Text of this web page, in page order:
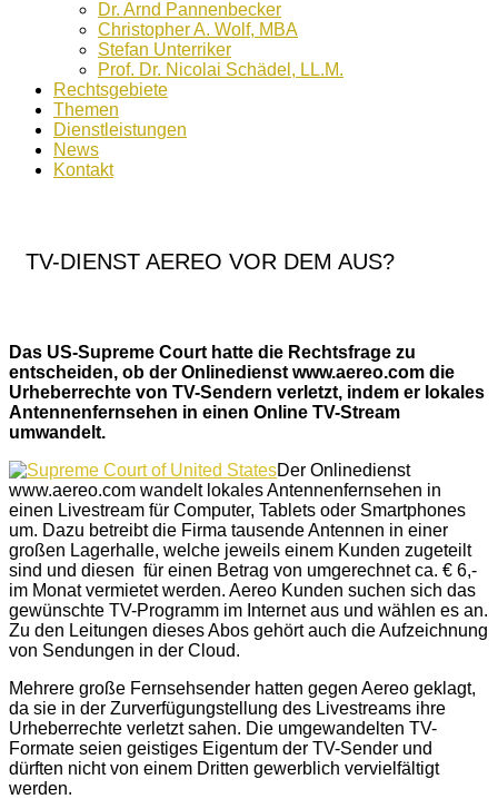
Dr. Arnd Pannenbecker
Christopher A. Wolf, MBA
Stefan Unterriker
Prof. Dr. Nicolai Schädel, LL.M.
Rechtsgebiete
Themen
Dienstleistungen
News
Kontakt
TV-DIENST AEREO VOR DEM AUS?
Das US-Supreme Court hatte die Rechtsfrage zu
entscheiden, ob der Onlinedienst www.aereo.com die
Urheberrechte von TV-Sendern verletzt, indem er lokales
Antennenfernsehen in einen Online TV-Stream
umwandelt.
Der Onlinedienst
www.aereo.com wandelt lokales Antennenfernsehen in
einen Livestream für Computer, Tablets oder Smartphones
um. Dazu betreibt die Firma tausende Antennen in einer
großen Lagerhalle, welche jeweils einem Kunden zugeteilt
sind und diesen für einen Betrag von umgerechnet ca. € 6,-
im Monat vermietet werden. Aereo Kunden suchen sich das
gewünschte TV-Programm im Internet aus und wählen es an.
Zu den Leitungen dieses Abos gehört auch die Aufzeichnung
von Sendungen in der Cloud.
Mehrere große Fernsehsender hatten gegen Aereo geklagt,
da sie in der Zurverfügungstellung des Livestreams ihre
Urheberrechte verletzt sahen. Die umgewandelten TV-
Formate seien geistiges Eigentum der TV-Sender und
dürften nicht von einem Dritten gewerblich vervielfältigt
werden.